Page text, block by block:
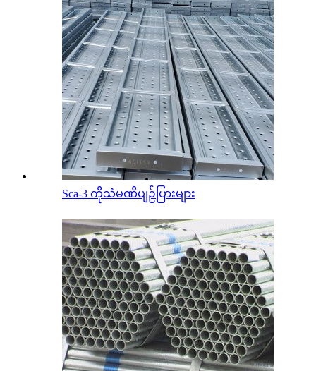
Sca-3 ကိုသံမဏိပျဉ်ပြားများ